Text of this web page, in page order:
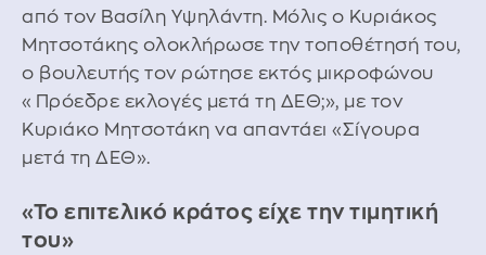
από τον Βασίλη Υψηλάντη. Μόλις ο Κυριάκος
Μητσοτάκης ολοκλήρωσε την τοποθέτησή του,
ο βουλευτής τον ρώτησε εκτός μικροφώνου
«Πρόεδρε εκλογές μετά τη ΔΕΘ;», με τον
Κυριάκο Μητσοτάκη να απαντάει «Σίγουρα
μετά τη ΔΕΘ».
«Το επιτελικό κράτος είχε την τιμητική
του»